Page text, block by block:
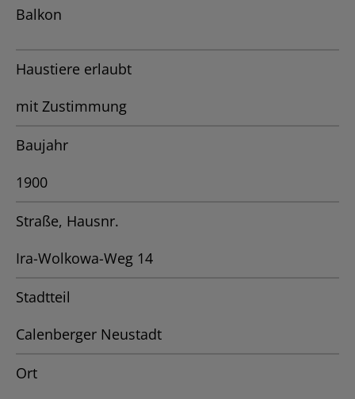
Balkon
Haustiere erlaubt
mit Zustimmung
Baujahr
1900
Straße, Hausnr.
Ira-Wolkowa-Weg 14
Stadtteil
Calenberger Neustadt
Ort